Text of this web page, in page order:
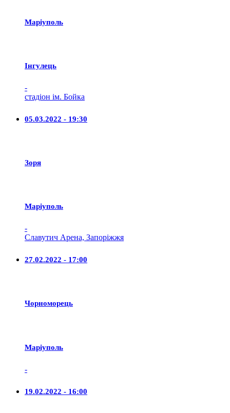
Маріуполь
Iнгулець
-
стадіон ім. Бойка
05.03.2022 - 19:30
Зоря
Маріуполь
-
Славутич Арена, Запоріжжя
27.02.2022 - 17:00
Чорноморець
Маріуполь
-
19.02.2022 - 16:00